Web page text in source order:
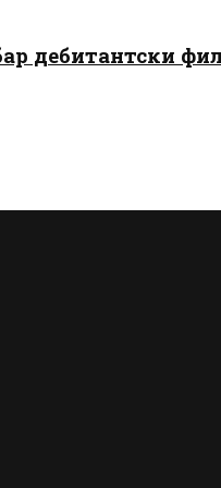
дебитантски